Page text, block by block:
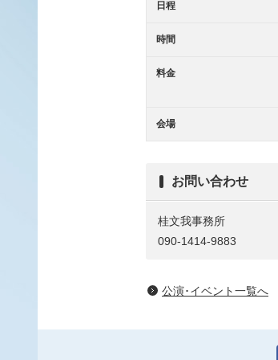
日程
時間
料金
会場
お問い合わせ
桂文我事務所
090-1414-9883
公演･イベント一覧へ